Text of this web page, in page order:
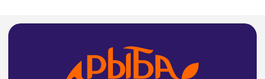
Политика конфиденциальности и обработки
персональных данных